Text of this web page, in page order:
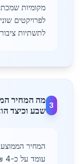
מקומיות
לפרויקטים
לתשתיות
3
מה המחיר
שבע וכיצד
המחיר